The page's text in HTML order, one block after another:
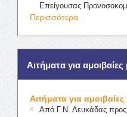
Επείγουσας
Περισσότερα
Αιτήματα για αμοιβαίες
Αιτήματα για
Από Γ.Ν. Λευκάδας προς